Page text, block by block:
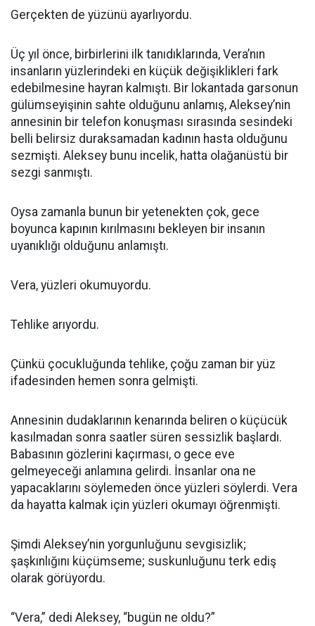
Gerçekten de yüzünü ayarlıyordu.
Üç yıl önce, birbirlerini ilk tanıdıklarında, Vera’nın
insanların yüzlerindeki en küçük değişiklikleri fark
edebilmesine hayran kalmıştı. Bir lokantada garsonun
gülümseyişinin sahte olduğunu anlamış, Aleksey’nin
annesinin bir telefon konuşması sırasında sesindeki
belli belirsiz duraksamadan kadının hasta olduğunu
sezmişti. Aleksey bunu incelik, hatta olağanüstü bir
sezgi sanmıştı.
Oysa zamanla bunun bir yetenekten çok, gece
boyunca kapının kırılmasını bekleyen bir insanın
uyanıklığı olduğunu anlamıştı.
Vera, yüzleri okumuyordu.
Tehlike arıyordu.
Çünkü çocukluğunda tehlike, çoğu zaman bir yüz
ifadesinden hemen sonra gelmişti.
Annesinin dudaklarının kenarında beliren o küçücük
kasılmadan sonra saatler süren sessizlik başlardı.
Babasının gözlerini kaçırması, o gece eve
gelmeyeceği anlamına gelirdi. İnsanlar ona ne
yapacaklarını söylemeden önce yüzleri söylerdi. Vera
da hayatta kalmak için yüzleri okumayı öğrenmişti.
Şimdi Aleksey’nin yorgunluğunu sevgisizlik;
şaşkınlığını küçümseme; suskunluğunu terk ediş
olarak görüyordu.
“Vera,” dedi Aleksey, “bugün ne oldu?”